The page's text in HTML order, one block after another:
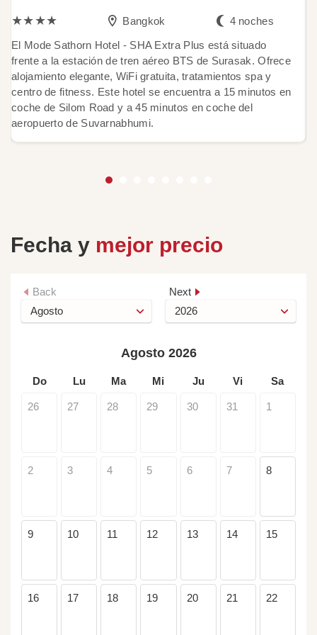
★★★★
Bangkok 4 noches
El Mode Sathorn Hotel - SHA Extra Plus está situado
frente a la estación de tren aéreo BTS de Surasak. Ofrece
alojamiento elegante, WiFi gratuita, tratamientos spa y
centro de fitness. Este hotel se encuentra a 15 minutos en
coche de Silom Road y a 45 minutos en coche del
aeropuerto de Suvarnabhumi.
Fecha y mejor precio
Back Next
Agosto 2026
Do Lu Ma Mi Ju Vi Sa
26 27 28 29 30 31 1
2 3 4 5 6 7 8
9 10 11 12 13 14 15
16 17 18 19 20 21 22